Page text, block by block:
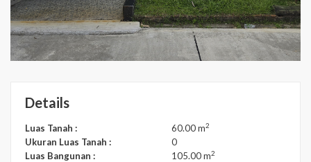
Details
Luas Tanah : 60.00 m2
Ukuran Luas Tanah :
0
Luas Bangunan :
105.00 m2